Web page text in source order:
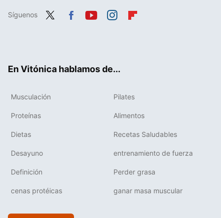
Síguenos
En Vitónica hablamos de...
Musculación Pilates
Proteínas Alimentos
Dietas Recetas Saludables
Desayuno entrenamiento de fuerza
Definición Perder grasa
cenas protéicas ganar masa muscular